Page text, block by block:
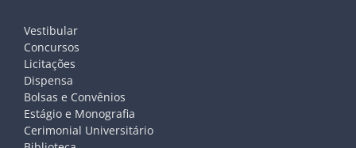
Vestibular
Concursos
Licitações
Dispensa
Bolsas e Convênios
Estágio e Monografia
Cerimonial Universitário